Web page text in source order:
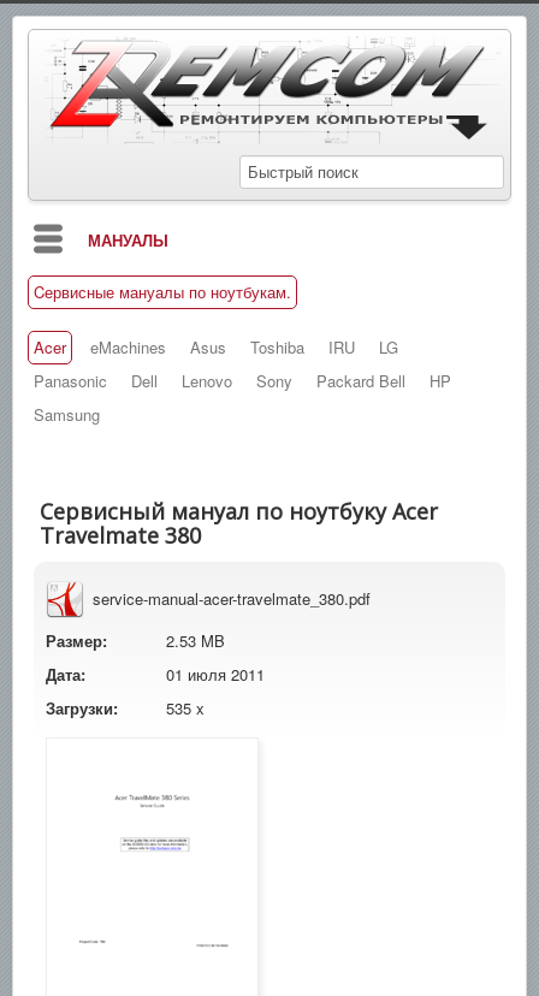
МАНУАЛЫ
БЛОГ
СХЕМЫ
СПРАВОЧНИКИ
ПОИСК
Cервисные мануалы по ноутбукам.
Acer eMachines Asus Toshiba IRU
LG
Panasonic
Dell Lenovo Sony Packard Bell
HP
Samsung
Сервисный мануал по ноутбуку Acer
Travelmate 380
service-manual-acer-travelmate_380.pdf
Размер:
2.53 MB
Дата:
01 июля 2011
Загрузки:
535 x